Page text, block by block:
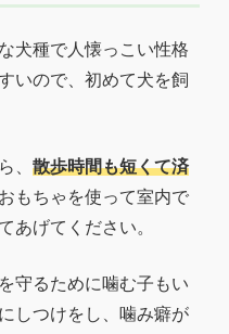
犬種で人懐っこい性格
いので、初めて犬を飼
、 散歩時間も短くて済
もちゃを使って室内で
あげてください。
守るために噛む子もい
しつけをし、噛み癖が